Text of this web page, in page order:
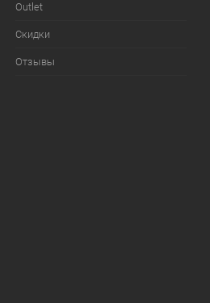
Outlet
Скидки
Отзывы